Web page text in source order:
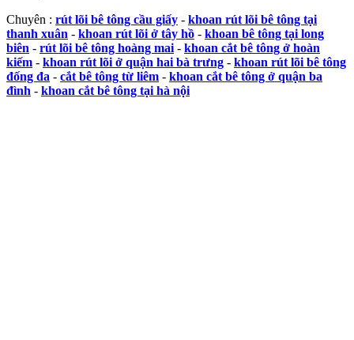
Chuyên : rút lõi bê tông cầu giấy - khoan rút lõi bê tông tại
thanh xuân - khoan rút lõi ở tây hồ - khoan bê tông tại long
biên - rút lõi bê tông hoàng mai - khoan cắt bê tông ở hoàn
kiếm - khoan rút lõi ở quận hai bà trưng - khoan rút lõi bê tông
đống đa - cắt bê tông từ liêm - khoan cắt bê tông ở quận ba
đình - khoan cắt bê tông tại hà nội